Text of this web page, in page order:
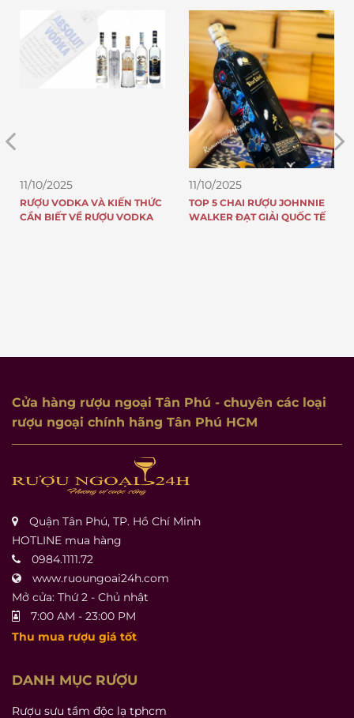
11/10/2025
RƯỢU VODKA VÀ KIẾN THỨC
CẦN BIẾT VỀ RƯỢU VODKA
11/10/2025
TOP 5 CHAI RƯỢU JOHNNIE
WALKER ĐẠT GIẢI QUỐC TẾ
Cửa hàng rượu ngoại Tân Phú - chuyên các loại
rượu ngoại chính hãng Tân Phú HCM
Quận Tân Phú, TP. Hồ Chí Minh
HOTLINE mua hàng
0984.1111.72
www.ruoungoai24h.com
Mở cửa: Thứ 2 - Chủ nhật
7:00 AM - 23:00 PM
Thu mua rượu giá tốt
DANH MỤC RƯỢU
Rượu sưu tầm độc lạ tphcm